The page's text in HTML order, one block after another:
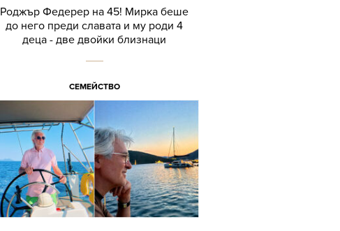
Роджър Федерер на 45! Мирка беше
до него преди славата и му роди 4
деца - две двойки близнаци
СЕМЕЙСТВО